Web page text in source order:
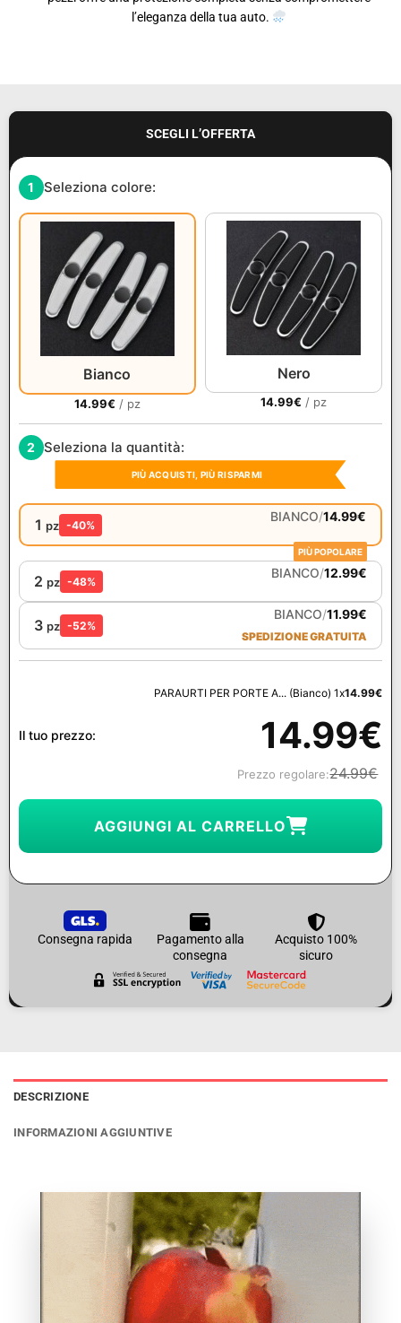
l’eleganza della tua auto.
SCEGLI L’OFFERTA
1 Seleziona colore:
Bianco
14.99€ / pz
Nero
14.99€ / pz
2 Seleziona la quantità:
PIÙ ACQUISTI, PIÙ RISPARMI
1 pz -40%
BIANCO/14.99€
PIÙ POPOLARE
2 pz -48%
BIANCO/12.99€
3 pz -52%
BIANCO/11.99€
SPEDIZIONE GRATUITA
PARAURTI PER PORTE A... (Bianco) 1x14.99€
Il tuo prezzo: 14.99€
Prezzo regolare:24.99€
AGGIUNGI AL CARRELLO
Consegna rapida
Pagamento alla
consegna
Acquisto 100%
sicuro
DESCRIZIONE
INFORMAZIONI AGGIUNTIVE